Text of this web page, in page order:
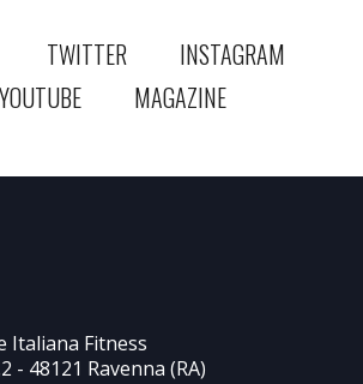
TWITTER
INSTAGRAM
YOUTUBE
MAGAZINE
Italiana Fitness
- 48121 Ravenna (RA)